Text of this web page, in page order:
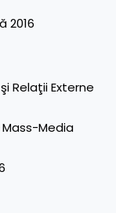
2016
şi Relaţii
Mass-